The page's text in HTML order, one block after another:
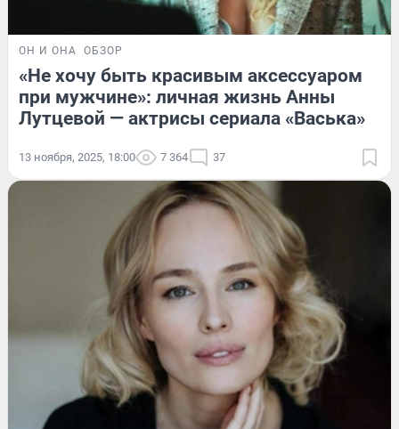
ОН И ОНА ОБЗОР
«Не хочу быть красивым аксессуаром
при мужчине»: личная жизнь Анны
Лутцевой — актрисы сериала «Васька»
13 ноября, 2025, 18:00 7 364 37